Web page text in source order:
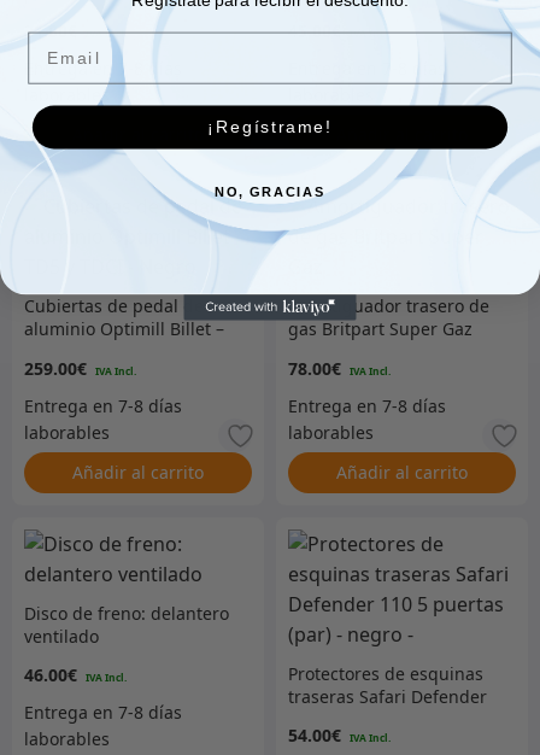
21.00€ 45.00€
Cubiertas de pedal de
aluminio Optimill Billet –
259.00€
Añadir al carrito
Amortiguador trasero de
gas Britpart Super Gaz
78.00€
Añadir al carrito
Disco de freno: delantero
ventilado
46.00€
Protectores de esquinas
traseras Safari Defender
negro –
54.00€
Email
¡Regístrame!
NO, GRACIAS